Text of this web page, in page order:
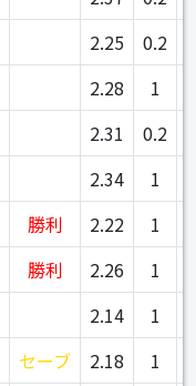
2.25 0.2
2.28 1
2.31 0.2
2.34 1
勝利 2.22 1
勝利 2.26 1
2.14 1
セーブ 2.18 1